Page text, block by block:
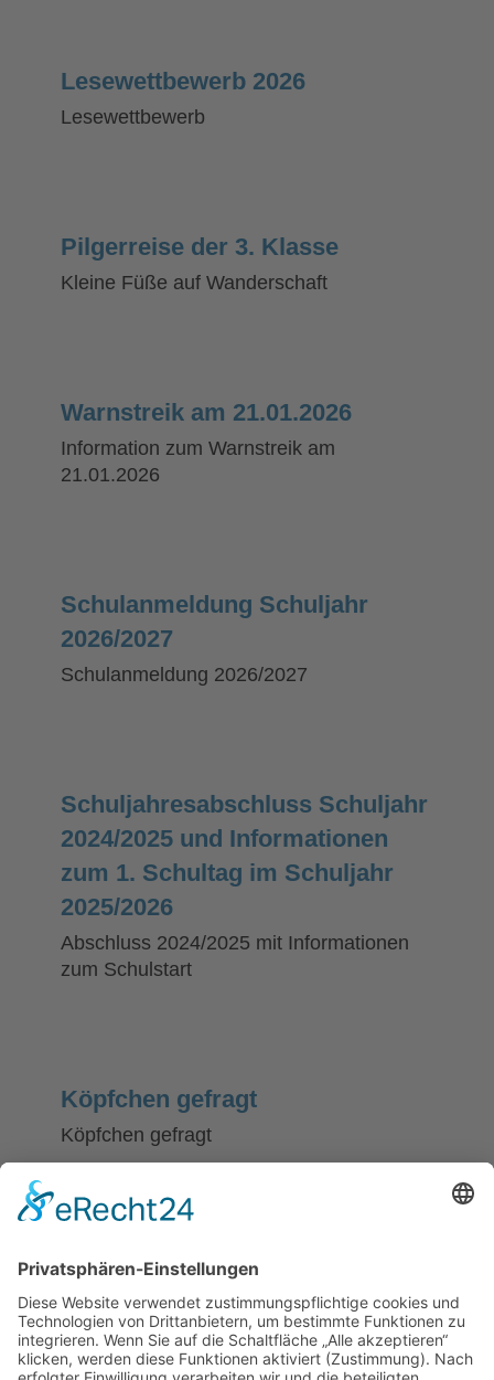
Lesewettbewerb 2026
Lesewettbewerb
Pilgerreise der 3. Klasse
Kleine Füße auf Wanderschaft
Warnstreik am 21.01.2026
Information zum Warnstreik am
21.01.2026
Schulanmeldung Schuljahr
2026/2027
Schulanmeldung 2026/2027
Schuljahresabschluss Schuljahr
2024/2025 und Informationen
zum 1. Schultag im Schuljahr
2025/2026
Abschluss 2024/2025 mit Informationen
zum Schulstart
Köpfchen gefragt
Köpfchen gefragt
Blinki
Blinki